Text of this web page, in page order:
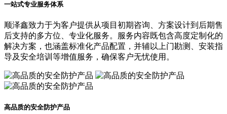
一站式专业服务体系
顺泽鑫致力于为客户提供从项目初期咨询、方案设计到后期售
后支持的多方位、专业化服务。服务内容既包含高度定制化的
解决方案，也涵盖标准化产品配置，并辅以上门勘测、安装指
导及安全培训等增值服务，确保客户无忧使用。
高品质的安全防护产品